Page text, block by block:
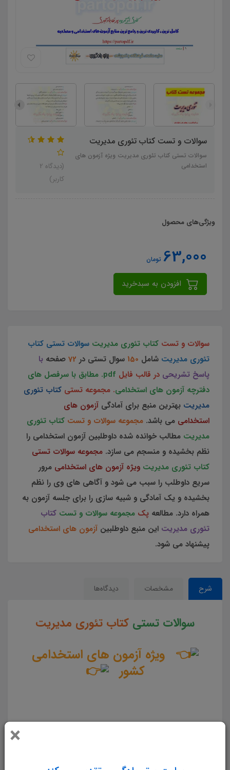
×
سوالات و تست کتاب تئوری مدیریت
سوالات تستی کتاب تئوری مدیریت ویژه آزمون های
استخدامی
(دیدگاه 2
کاربر)
ویژگی‌های محصول
63,000 تومان
سوالات و تست کتاب تئوری مدیریت سوالات تستی کتاب
تئوری مدیریت شامل 150 سوال تستی در 72 صفحه با
پاسخ تشریحی در قالب فایل
pdf. مطابق با سرفصل های
دفترچه آزمون های استخدامی. مجموعه تستی کتاب تئوری
مدیریت بهترین منبع برای آمادگی آزمون های
استخدامی می باشد. مجموعه سوالات و تست کتاب تئوری
مدیریت مطالب خوانده شده داوطلبین آزمون استخدامی را
نظم بخشیده و منسجم می سازد. مجموعه سوالات تستی
کتاب تئوری مدیریت ویژه آزمون های استخدامی مرور
سریع داوطلب را سبب می شود و آگاهی های وی را نظم
بخشیده و یک آمادگی و شبیه سازی را برای جلسه آزمون به
همراه دارد. مطالعه پک مجموعه سوالات و تست کتاب
تئوری مدیریت این منبع داوطلبین آزمون های استخدامی
پیشنهاد می شود.
شرح مشخصات دیدگاه‌ها
سوالات تستی کتاب تئوری مدیریت
ویژه آزمون های استخدامی
کشور
تئوری مدیریت دانلود مجموعه سوالات چهار جوابی کتاب تئوری مدیریت دانلود سوالات چهار گزینه ای کتاب